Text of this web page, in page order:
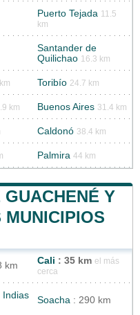
Puerto Tejada 11.5
km
Santander de
Quilichao 16.3 km
Toribío 24.7 km
km Buenos Aires 31.4 km
Caldonó 38.4 km
Palmira 44 km
GUACHENÉ Y
km Cali : 35 km el más
cerca
Indias
Soacha : 290 km